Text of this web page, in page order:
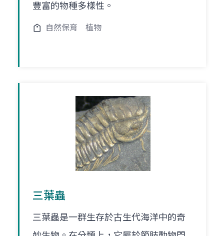
豐富的物種多樣性。
自然保育 植物
三葉蟲
三葉蟲是一群生存於古生代海洋中的奇